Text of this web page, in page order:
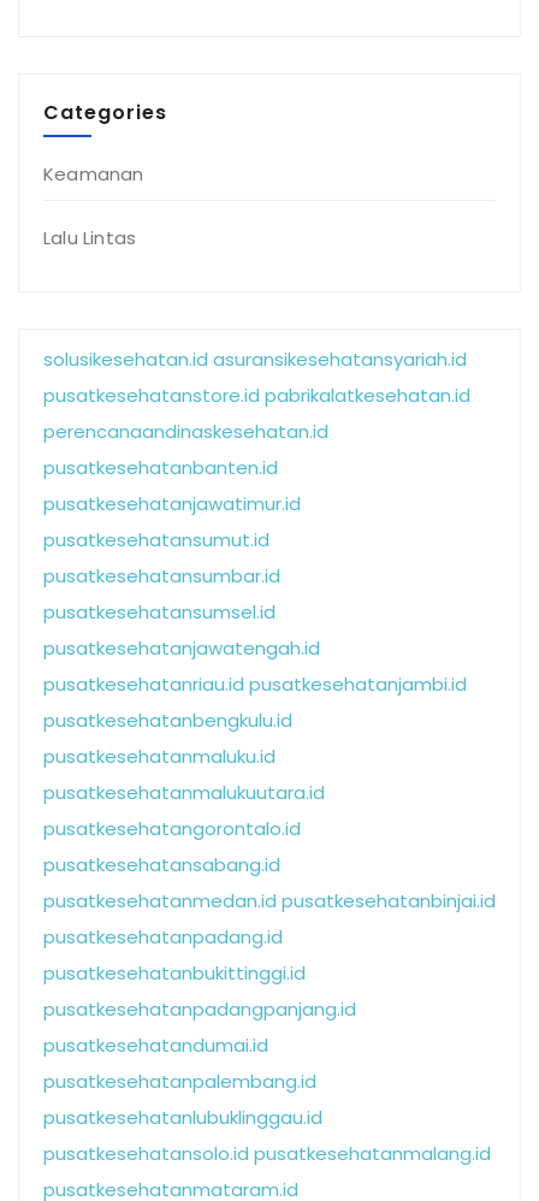
Categories
Keamanan
Lalu Lintas
solusikesehatan.id asuransikesehatansyariah.id
pusatkesehatanstore.id pabrikalatkesehatan.id
perencanaandinaskesehatan.id
pusatkesehatanbanten.id
pusatkesehatanjawatimur.id
pusatkesehatansumut.id
pusatkesehatansumbar.id
pusatkesehatansumsel.id
pusatkesehatanjawatengah.id
pusatkesehatanriau.id pusatkesehatanjambi.id
pusatkesehatanbengkulu.id
pusatkesehatanmaluku.id
pusatkesehatanmalukuutara.id
pusatkesehatangorontalo.id
pusatkesehatansabang.id
pusatkesehatanmedan.id pusatkesehatanbinjai.id
pusatkesehatanpadang.id
pusatkesehatanbukittinggi.id
pusatkesehatanpadangpanjang.id
pusatkesehatandumai.id
pusatkesehatanpalembang.id
pusatkesehatanlubuklinggau.id
pusatkesehatansolo.id pusatkesehatanmalang.id
pusatkesehatanmataram.id